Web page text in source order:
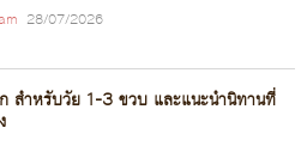
28/07/2026
ก สำหรับวัย 1-3 ขวบ และแนะนำนิทานที่